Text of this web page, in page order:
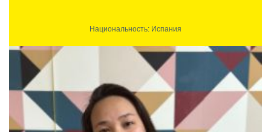
Национальность: Испания